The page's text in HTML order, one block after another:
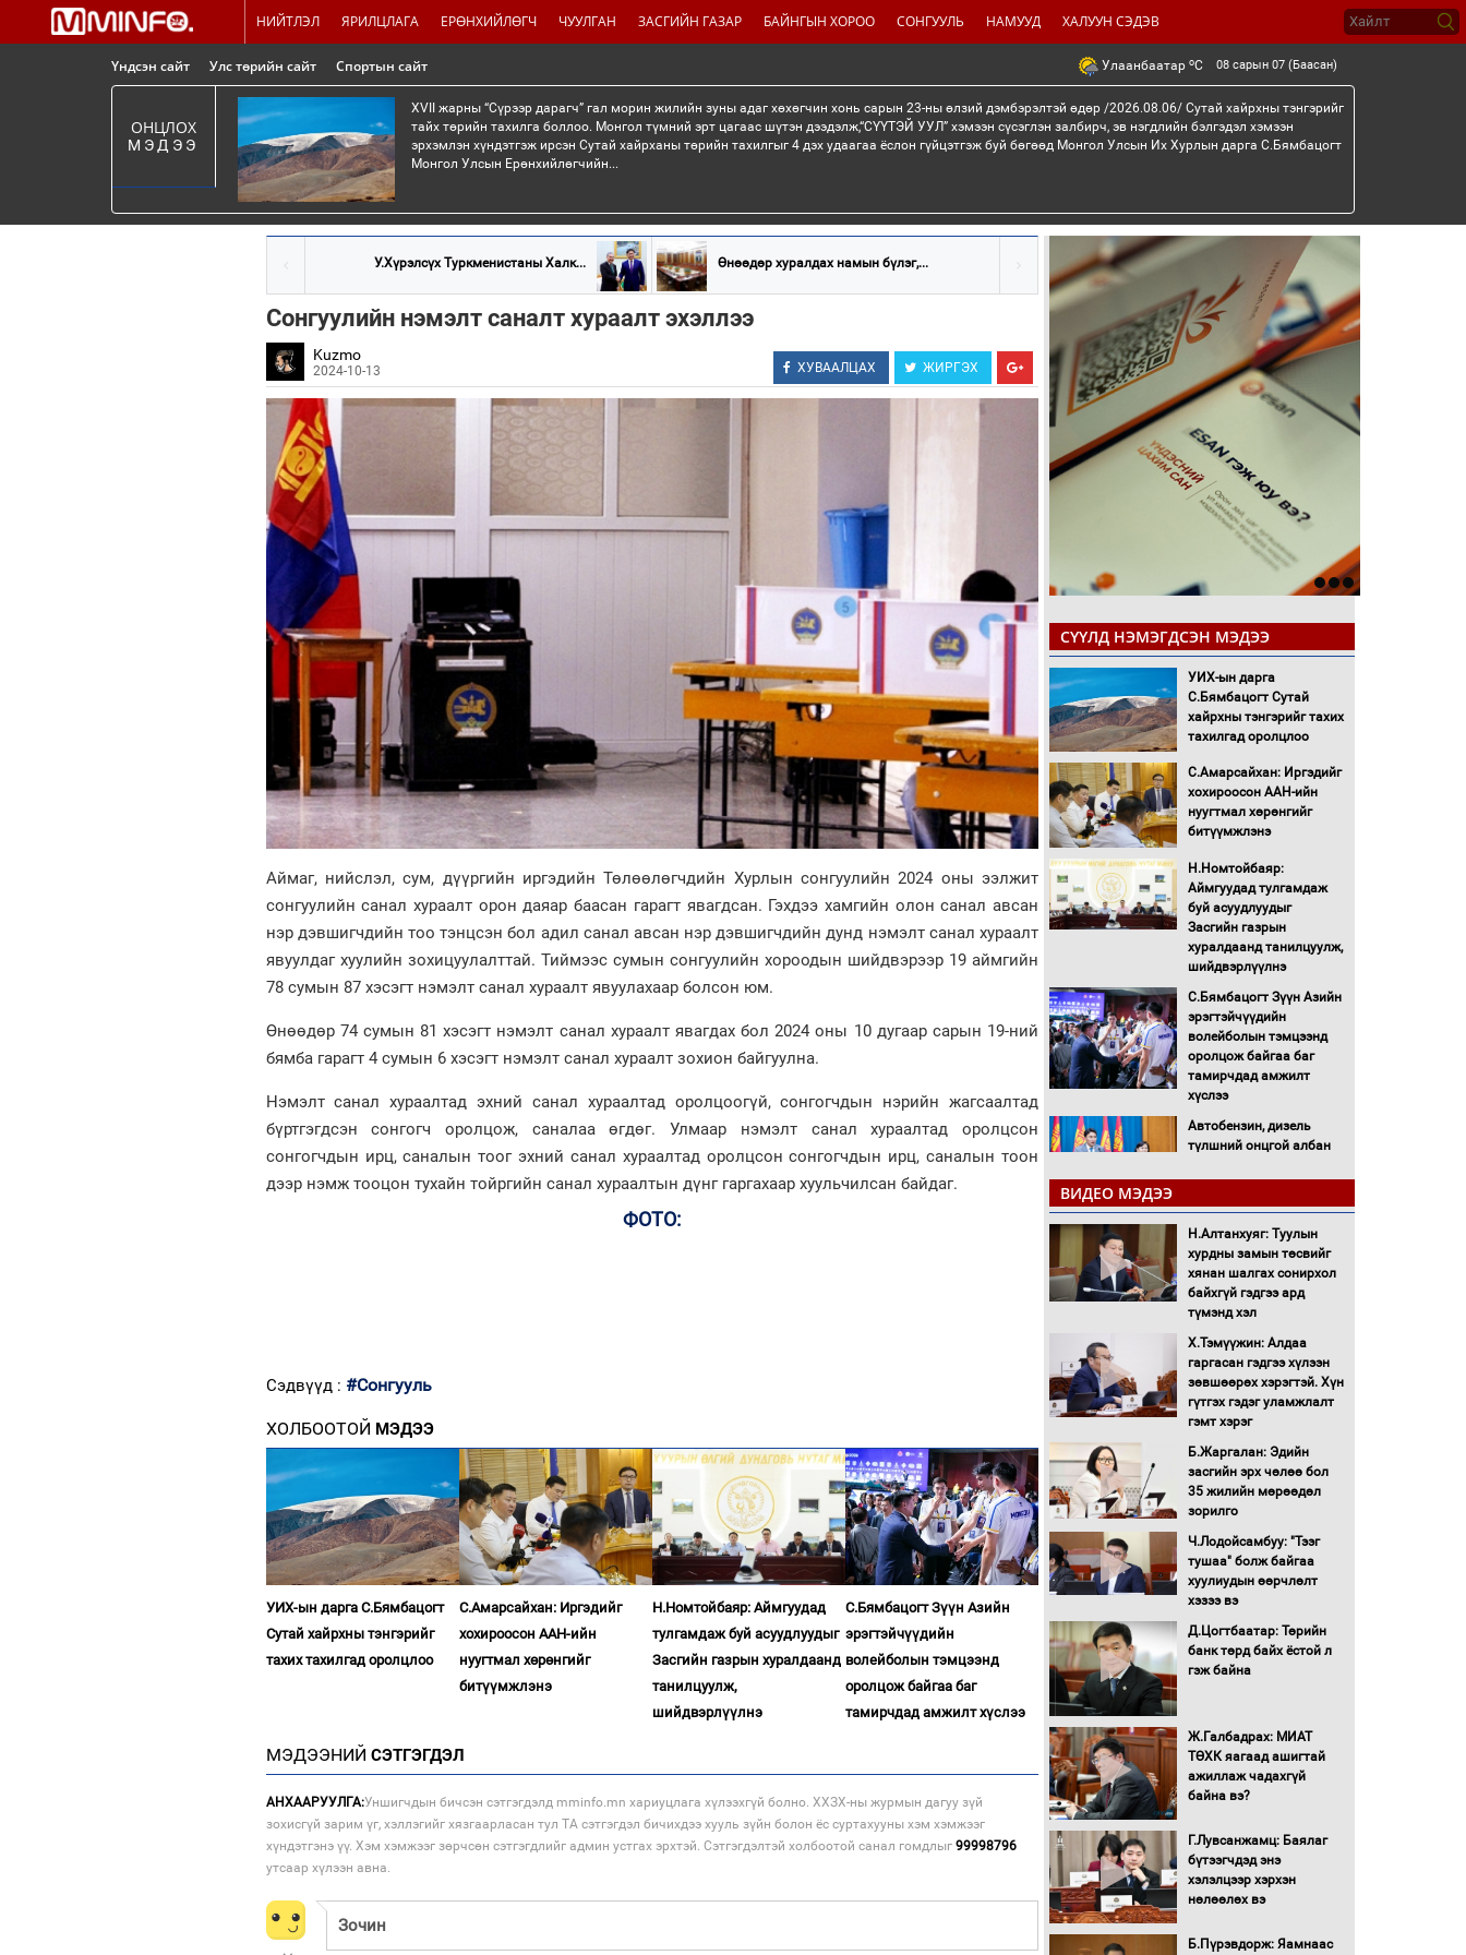
НИЙТЛЭЛ ЯРИЛЦЛАГА ЕРӨНХИЙЛӨГЧ ЧУУЛГАН ЗАСГИЙН ГАЗАР БАЙНГЫН ХОРОО СОНГУУЛЬ НАМУУД ХАЛУУН СЭДЭВ
Үндсэн сайт Улс төрийн сайт Спортын сайт Улаанбаатар oC 08 сарын 07 (Баасан)
ОНЦЛОХ
МЭДЭЭ
XVII жарны “Сүрээр дарагч” гал морин жилийн зуны адаг хөхөгчин хонь сарын 23-ны өлзий дэмбэрэлтэй өдөр /2026.08.06/ Сутай хайрхны тэнгэрийг
тайх төрийн тахилга боллоо. Монгол түмний эрт цагаас шүтэн дээдэлж,“СҮҮТЭЙ УУЛ” хэмээн сүсэглэн залбирч, эв нэгдлийн бэлгэдэл хэмээн
эрхэмлэн хүндэтгэж ирсэн Сутай хайрханы төрийн тахилгыг 4 дэх удаагаа ёслон гүйцэтгэж буй бөгөөд Монгол Улсын Их Хурлын дарга С.Бямбацогт
Монгол Улсын Ерөнхийлөгчийн...
У.Хүрэлсүх Туркменистаны Халк... Өнөөдөр хуралдах намын бүлэг,...
Сонгуулийн нэмэлт саналт хураалт эхэллээ
Kuzmo
2024-10-13 ХУВААЛЦАХ ЖИРГЭХ
Аймаг, нийслэл, сум, дүүргийн иргэдийн Төлөөлөгчдийн Хурлын сонгуулийн 2024 оны ээлжит
сонгуулийн санал хураалт орон даяар баасан гарагт явагдсан. Гэхдээ хамгийн олон санал авсан
нэр дэвшигчдийн тоо тэнцсэн бол адил санал авсан нэр дэвшигчдийн дунд нэмэлт санал хураалт
явуулдаг хуулийн зохицуулалттай. Тиймээс сумын сонгуулийн хороодын шийдвэрээр 19 аймгийн
78 сумын 87 хэсэгт нэмэлт санал хураалт явуулахаар болсон юм.
Өнөөдөр 74 сумын 81 хэсэгт нэмэлт санал хураалт явагдах бол 2024 оны 10 дугаар сарын 19-ний
бямба гарагт 4 сумын 6 хэсэгт нэмэлт санал хураалт зохион байгуулна.
Нэмэлт санал хураалтад эхний санал хураалтад оролцоогүй, сонгогчдын нэрийн жагсаалтад
бүртгэгдсэн сонгогч оролцож, саналаа өгдөг. Улмаар нэмэлт санал хураалтад оролцсон
сонгогчдын ирц, саналын тоог эхний санал хураалтад оролцсон сонгогчдын ирц, саналын тоон
дээр нэмж тооцон тухайн тойргийн санал хураалтын дүнг гаргахаар хуульчилсан байдаг.
ФОТО:
Сэдвүүд : #Сонгууль
ХОЛБООТОЙ МЭДЭЭ
УИХ-ын дарга С.Бямбацогт
Сутай хайрхны тэнгэрийг
тахих тахилгад оролцлоо
С.Амарсайхан: Иргэдийг
хохироосон ААН-ийн
нуугтмал хөрөнгийг
битүүмжлэнэ
Н.Номтойбаяр: Аймгуудад
тулгамдаж буй асуудлуудыг
Засгийн газрын хуралдаанд
танилцуулж,
шийдвэрлүүлнэ
С.Бямбацогт Зүүн Азийн
эрэгтэйчүүдийн
волейболын тэмцээнд
оролцож байгаа баг
тамирчдад амжилт хүслээ
МЭДЭЭНИЙ СЭТГЭГДЭЛ
АНХААРУУЛГА:Уншигчдын бичсэн сэтгэгдэлд mminfo.mn хариуцлага хүлээхгүй болно. ХХЗХ-ны журмын дагуу зүй
зохисгүй зарим үг, хэллэгийг хязгаарласан тул ТА сэтгэгдэл бичихдээ хууль зүйн болон ёс суртахууны хэм хэмжээг
хүндэтгэнэ үү. Хэм хэмжээг зөрчсөн сэтгэгдлийг админ устгах эрхтэй. Сэтгэгдэлтэй холбоотой санал гомдлыг 99998796
утсаар хүлээн авна.
СҮҮЛД НЭМЭГДСЭН МЭДЭЭ
УИХ-ын дарга
С.Бямбацогт Сутай
хайрхны тэнгэрийг тахих
тахилгад оролцлоо
С.Амарсайхан: Иргэдийг
хохироосон ААН-ийн
нуугтмал хөрөнгийг
битүүмжлэнэ
Н.Номтойбаяр:
Аймгуудад тулгамдаж
буй асуудлуудыг
Засгийн газрын
хуралдаанд танилцуулж,
шийдвэрлүүлнэ
С.Бямбацогт Зүүн Азийн
эрэгтэйчүүдийн
волейболын тэмцээнд
оролцож байгаа баг
тамирчдад амжилт
хүслээ
Автобензин, дизель
түлшний онцгой албан
Санхүүгийн хэмнэлтийн
горимд эрүүл мэндийн
салбар хамаарахгүй
Нөөцийн махны
нээлттэй ил тод болгоно
Монгол Улс “COP17”-д
“Тал хээрийн
танилцуулна
16 төрлийн эмийг нэг эх
үүсвэрээс худалдан авах
Бүх шатанд хэмнэлтийн
горимд шилжиж, найр
гадаад томилолтыг
хориглолоо
Засгийн газрын ээлжит
хуралдаан болж байна
Автомашинд улсын
дугаарын тэгш,
сондгойгоор шатахуун
ВИДЕО МЭДЭЭ
Н.Алтанхуяг: Туулын
хурдны замын төсвийг
хянан шалгах сонирхол
байхгүй гэдгээ ард
түмэнд хэл
Х.Тэмүүжин: Алдаа
гаргасан гэдгээ хүлээн
зөвшөөрөх хэрэгтэй. Хүн
гүтгэх гэдэг уламжлалт
гэмт хэрэг
Б.Жаргалан: Эдийн
засгийн эрх чөлөө бол
35 жилийн мөрөөдөл
зорилго
Ч.Лодойсамбуу: "Тээг
тушаа" болж байгаа
хуулиудын өөрчлөлт
хэзээ вэ
Д.Цогтбаатар: Төрийн
банк төрд байх ёстой л
гэж байна
Ж.Галбадрах: МИАТ
ТӨХК яагаад ашигтай
ажиллаж чадахгүй
байна вэ?
Г.Лувсанжамц: Баялаг
бүтээгчдэд энэ
хэлэлцээр хэрхэн
нөлөөлөх вэ
Б.Пүрэвдорж: Яамнаас